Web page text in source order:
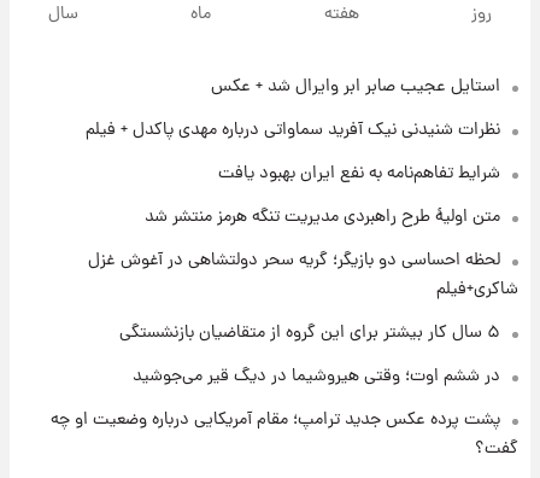
روزها پربارش‌تر خواهند بود؟
۱ روز پیش
شد؛ تیکدری، محبی و سرگیف با اعداد ویژه
جزئیات فعال‌سازی «کیف پول ایران» اعلام
شد+فیلم
تغییر تند قیمت محصولات ایران‌خودرو و سایپا
امروز پنجشنبه ۱۵ مرداد ۱۴۰۵ +جدول
۱ روز پیش
روز هفته ماه سال
استایل عجیب صابر ابر وایرال شد + عکس
نظرات شنیدنی نیک آفرید سماواتی درباره مهدی پاکدل + فیلم
شرایط تفاهم‌نامه به نفع ایران بهبود یافت
متن اولیۀ طرح راهبردی مدیریت تنگه هرمز منتشر شد
لحظه احساسی دو بازیگر؛ گریه سحر دولتشاهی در آغوش غزل
شاکری+فیلم
۵ سال کار بیشتر برای این گروه از متقاضیان بازنشستگی
در ششم اوت؛ وقتی هیروشیما در دیگ قیر می‌جوشید
پشت پرده عکس جدید ترامپ؛ مقام آمریکایی درباره وضعیت او چه
گفت؟